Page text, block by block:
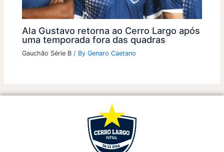
Ala Gustavo retorna ao Cerro Largo após
uma temporada fora das quadras
Gauchão Série B / ByGenaro Caetano